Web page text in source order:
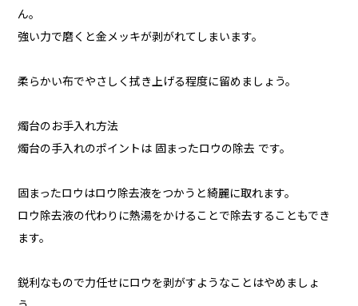
ん。
強い力で磨くと金メッキが剥がれてしまいます。
柔らかい布でやさしく拭き上げる程度に留めましょう。
燭台のお手入れ方法
燭台の手入れのポイントは 固まったロウの除去 です。
固まったロウはロウ除去液をつかうと綺麗に取れます。
ロウ除去液の代わりに熱湯をかけることで除去することもでき
ます。
鋭利なもので力任せにロウを剥がすようなことはやめましょ